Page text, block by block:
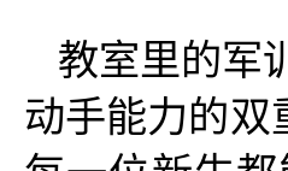
教室里的军
动手能力的双